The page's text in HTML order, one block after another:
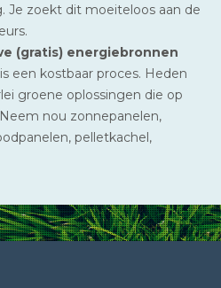
Je zoekt dit moeiteloos aan de
(gratis) energiebronnen
een kostbaar proces. Heden
groene oplossingen die op
nou zonnepanelen,
pelletkachel,